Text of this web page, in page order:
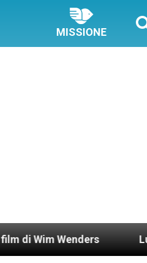
MISSIONE
Lunedì 4